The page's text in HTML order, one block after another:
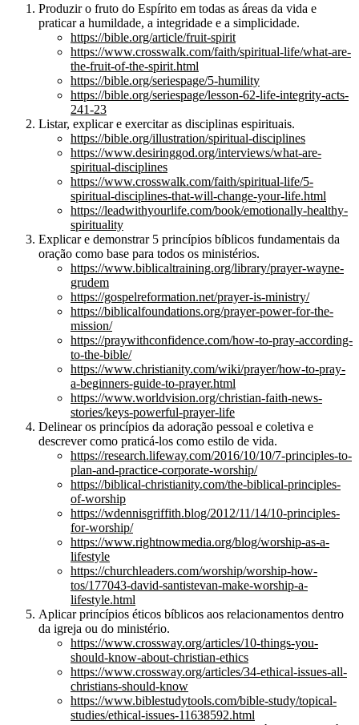
Produzir o fruto do Espírito em todas as áreas da vida e
praticar a humildade, a integridade e a simplicidade.
https://bible.org/article/fruit-spirit
https://www.crosswalk.com/faith/spiritual-life/what-are-
the-fruit-of-the-spirit.html
https://bible.org/seriespage/5-humility
https://bible.org/seriespage/lesson-62-life-integrity-acts-
241-23
Listar, explicar e exercitar as disciplinas espirituais.
https://bible.org/illustration/spiritual-disciplines
https://www.desiringgod.org/interviews/what-are-
spiritual-disciplines
https://www.crosswalk.com/faith/spiritual-life/5-
spiritual-disciplines-that-will-change-your-life.html
https://leadwithyourlife.com/book/emotionally-healthy-
spirituality
Explicar e demonstrar 5 princípios bíblicos fundamentais da
oração como base para todos os ministérios.
https://www.biblicaltraining.org/library/prayer-wayne-
grudem
https://gospelreformation.net/prayer-is-ministry/
https://biblicalfoundations.org/prayer-power-for-the-
mission/
https://praywithconfidence.com/how-to-pray-according-
to-the-bible/
https://www.christianity.com/wiki/prayer/how-to-pray-
a-beginners-guide-to-prayer.html
https://www.worldvision.org/christian-faith-news-
stories/keys-powerful-prayer-life
Delinear os princípios da adoração pessoal e coletiva e
descrever como praticá-los como estilo de vida.
https://research.lifeway.com/2016/10/10/7-principles-to-
plan-and-practice-corporate-worship/
https://biblical-christianity.com/the-biblical-principles-
of-worship
https://wdennisgriffith.blog/2012/11/14/10-principles-
for-worship/
https://www.rightnowmedia.org/blog/worship-as-a-
lifestyle
https://churchleaders.com/worship/worship-how-
tos/177043-david-santistevan-make-worship-a-
lifestyle.html
Aplicar princípios éticos bíblicos aos relacionamentos dentro
da igreja ou do ministério.
https://www.crossway.org/articles/10-things-you-
should-know-about-christian-ethics
https://www.crossway.org/articles/34-ethical-issues-all-
christians-should-know
https://www.biblestudytools.com/bible-study/topical-
studies/ethical-issues-11638592.html